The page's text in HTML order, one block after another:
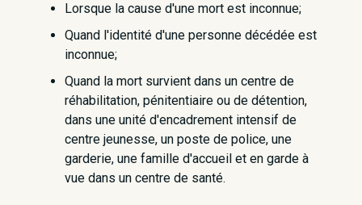
Lorsque la cause d'une mort est inconnue;
Quand l'identité d'une personne décédée est
inconnue;
Quand la mort survient dans un centre de
réhabilitation, pénitentiaire ou de détention,
dans une unité d'encadrement intensif de
centre jeunesse, un poste de police, une
garderie, une famille d'accueil et en garde à
vue dans un centre de santé.